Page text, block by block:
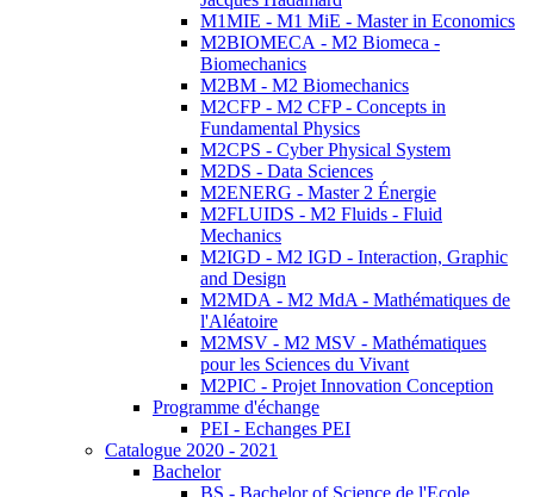
M1MIE - M1 MiE - Master in Economics
M2BIOMECA - M2 Biomeca -
Biomechanics
M2BM - M2 Biomechanics
M2CFP - M2 CFP - Concepts in
Fundamental Physics
M2CPS - Cyber Physical System
M2DS - Data Sciences
M2ENERG - Master 2 Énergie
M2FLUIDS - M2 Fluids - Fluid
Mechanics
M2IGD - M2 IGD - Interaction, Graphic
and Design
M2MDA - M2 MdA - Mathématiques de
l'Aléatoire
M2MSV - M2 MSV - Mathématiques
pour les Sciences du Vivant
M2PIC - Projet Innovation Conception
Programme d'échange
PEI - Echanges PEI
Catalogue 2020 - 2021
Bachelor
BS - Bachelor of Science de l'Ecole